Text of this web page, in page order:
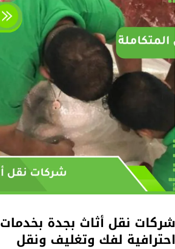
شركات نقل أثاث بجدة بخدمات
احترافية لفك وتغليف ونقل